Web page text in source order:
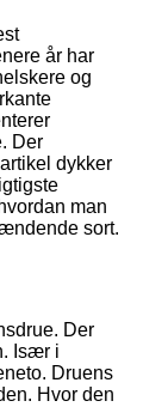
år har
og
Der
dykker
man
sort.
Der
Især i
Druens
Hvor den